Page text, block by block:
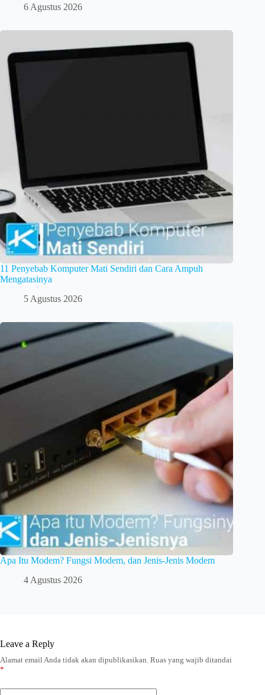
6 Agustus 2026
11 Penyebab Komputer Mati Sendiri dan Cara Ampuh
Mengatasinya
5 Agustus 2026
Apa Itu Modem? Fungsi Modem, dan Jenis-Jenis Modem
4 Agustus 2026
Leave a Reply
Alamat email Anda tidak akan dipublikasikan. Ruas yang wajib ditandai
*